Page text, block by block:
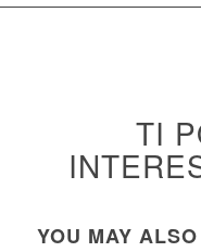
TI
YOU MAY